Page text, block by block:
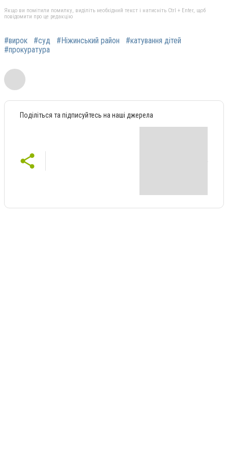
Якщо ви помітили помилку, виділіть необхідний текст і натисніть Ctrl + Enter, щоб
повідомити про це редакцію
#вирок #суд #Ніжинський район
#катування дітей
#прокуратура
Поділіться та підписуйтесь на наші джерела